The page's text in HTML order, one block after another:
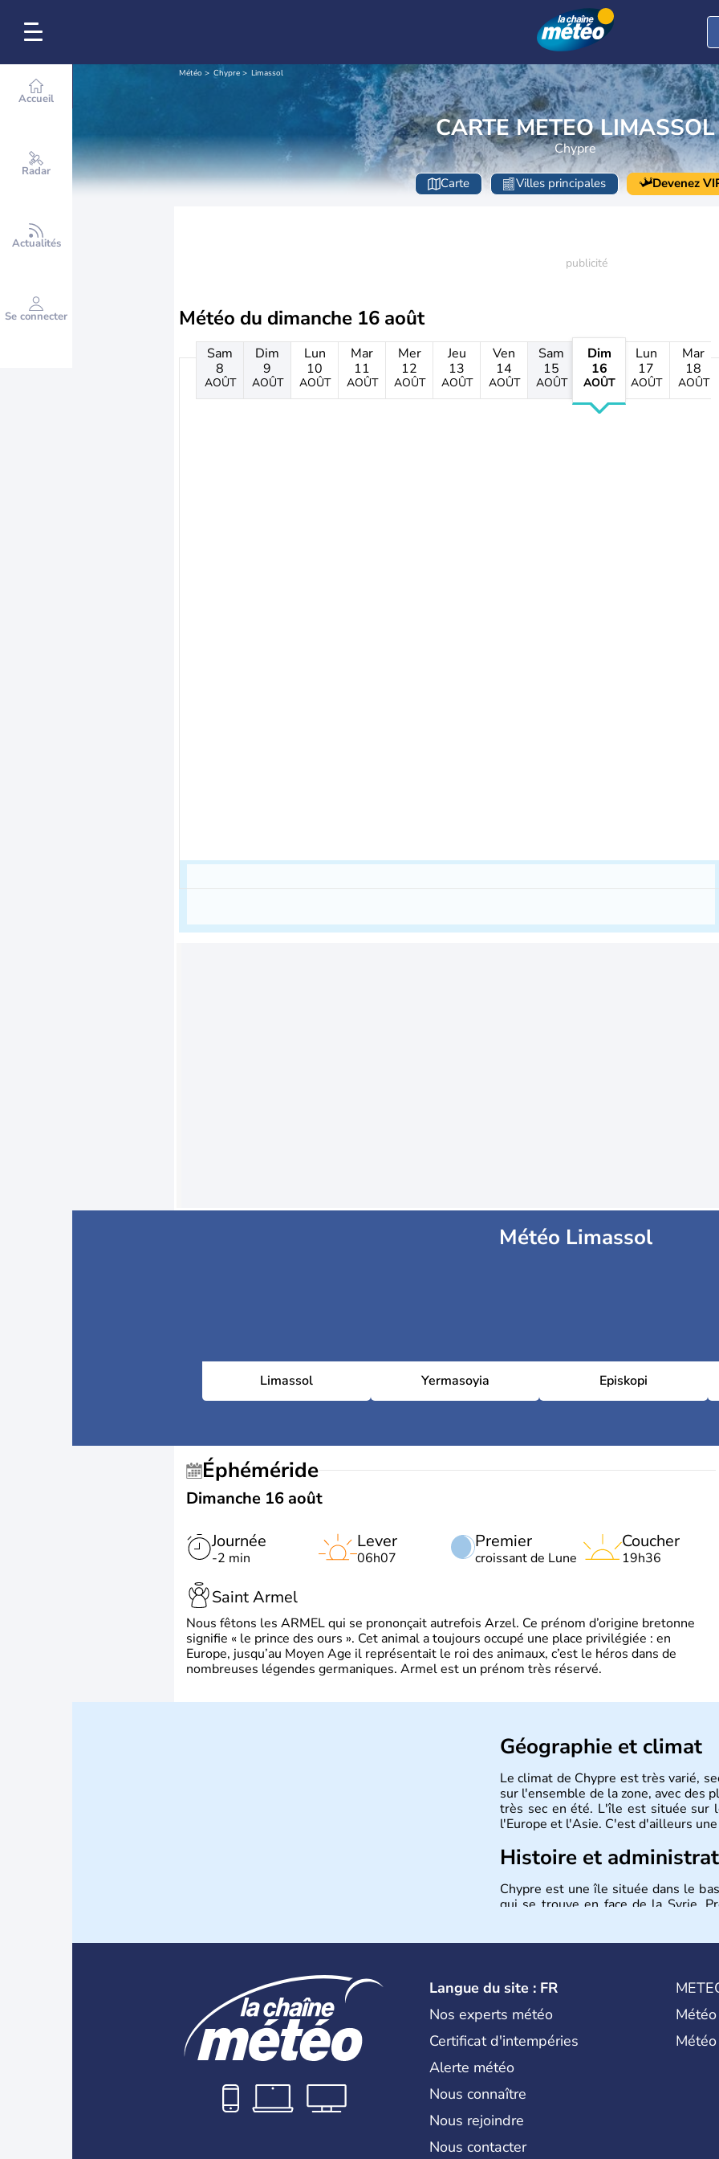
Accueil
Radar
Actualités
Se connecter
Météo Chypre Limassol
CARTE METEO LIMASSOL
Chypre
Carte Villes principales Devenez
Météo du dimanche 16 août
Sam
8
AOÛT
Dim
9
AOÛT
Lun
10
AOÛT
Mar
11
AOÛT
Mer
12
AOÛT
Jeu
13
AOÛT
Ven
14
AOÛT
Sam
15
AOÛT
Dim
16
AOÛT
Lun
17
AOÛT
Mar
18
AOÛT
Météo Limassol
Limassol Yermasoyia Episkopi
Éphéméride
Dimanche 16 août
Journée
-2 min
Premier
croissant de Lune
Lever
06h07
Coucher
19h36
Saint Armel
Nous fêtons les ARMEL qui se prononçait autrefois Arzel. Ce prénom d’origine bretonne
signifie « le prince des ours ». Cet animal a toujours occupé une place privilégiée : en
Europe, jusqu’au Moyen Age il représentait le roi des animaux, c’est le héros dans de
nombreuses légendes germaniques. Armel est un prénom très réservé.
Géographie et climat
Le climat de Chypre est très varié,
sur l'ensemble de la zone, avec des
très sec en été. L'île est située sur
l'Europe et l'Asie. C'est d'ailleurs
Histoire et
Chypre est une île située dans le
qui se trouve en face de la Syrie.
Langue du site : FR
Nos experts météo
Certificat d'intempéries
Alerte météo
Nous connaître
Nous rejoindre
Nous contacter